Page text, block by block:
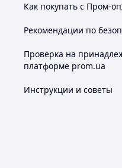
Как покупать с Пром-
Рекомендации по
Проверка на
платформе prom.ua
Инструкции и советы